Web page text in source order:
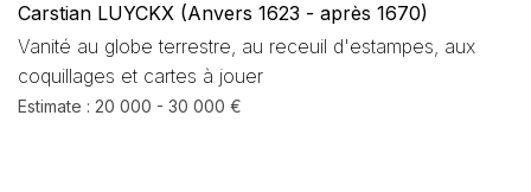
Carstian LUYCKX (Anvers 1623 - après 1670)
Vanité au globe terrestre, au receuil d'estampes, aux
coquillages et cartes à jouer
Estimate : 20 000 - 30 000 €